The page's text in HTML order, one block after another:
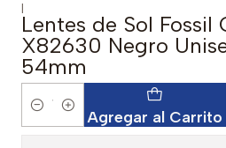
|
Lentes de Sol Fossil
X82630 Negro
54mm
Cantidad Agregar al Carrito